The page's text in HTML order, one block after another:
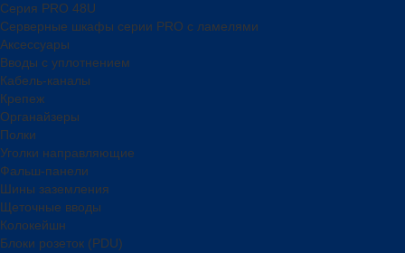
Серия PRO 48U
Серверные шкафы серии PRO с ламелями
Аксессуары
Вводы с уплотнением
Кабель-каналы
Крепеж
Органайзеры
Полки
Уголки направляющие
Фальш-панели
Шины заземления
Щеточные вводы
Колокейшн
Блоки розеток (PDU)